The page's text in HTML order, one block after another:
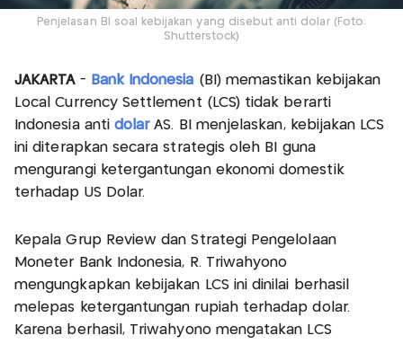
Penjelasan BI soal kebijakan yang disebut anti dolar (Foto:
Shutterstock)
JAKARTA - Bank Indonesia (BI) memastikan kebijakan
Local Currency Settlement (LCS) tidak berarti
Indonesia anti dolarAS. BI menjelaskan, kebijakan LCS
ini diterapkan secara strategis oleh BI guna
mengurangi ketergantungan ekonomi domestik
terhadap US Dolar.
Kepala Grup Review dan Strategi Pengelolaan
Moneter Bank Indonesia, R. Triwahyono
mengungkapkan kebijakan LCS ini dinilai berhasil
melepas ketergantungan rupiah terhadap dolar.
Karena berhasil, Triwahyono mengatakan LCS